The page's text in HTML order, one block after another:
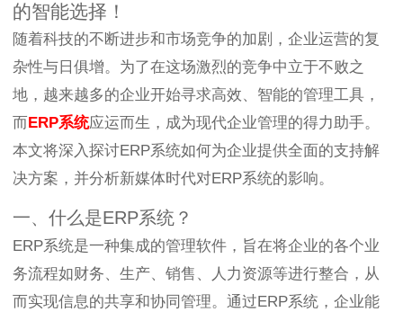
的智能选择！
随着科技的不断进步和市场竞争的加剧，企业运营的复
杂性与日俱增。为了在这场激烈的竞争中立于不败之
地，越来越多的企业开始寻求高效、智能的管理工具，
而ERP系统应运而生，成为现代企业管理的得力助手。
本文将深入探讨ERP系统如何为企业提供全面的支持解
决方案，并分析新媒体时代对ERP系统的影响。
一、什么是ERP系统？
ERP系统是一种集成的管理软件，旨在将企业的各个业
务流程如财务、生产、销售、人力资源等进行整合，从
而实现信息的共享和协同管理。通过ERP系统，企业能